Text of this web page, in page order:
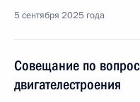
5 сентября 2025 года
Совещание по
двигателестроения